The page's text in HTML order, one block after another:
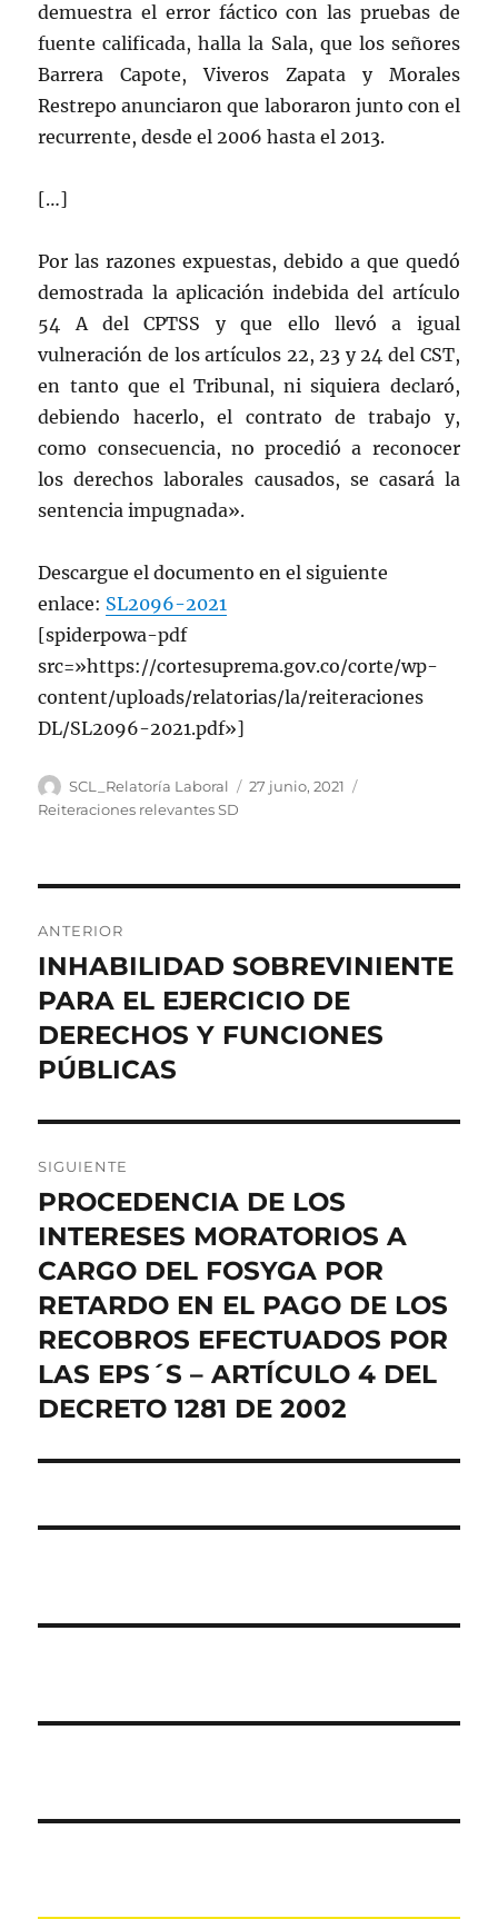
demuestra el error fáctico con las pruebas de
fuente calificada, halla la Sala, que los señores
Barrera Capote, Viveros Zapata y Morales
Restrepo anunciaron que laboraron junto con el
recurrente, desde el 2006 hasta el 2013.
[…]
Por las razones expuestas, debido a que quedó
demostrada la aplicación indebida del artículo
54 A del CPTSS y que ello llevó a igual
vulneración de los artículos 22, 23 y 24 del CST,
en tanto que el Tribunal, ni siquiera declaró,
debiendo hacerlo, el contrato de trabajo y,
como consecuencia, no procedió a reconocer
los derechos laborales causados, se casará la
sentencia impugnada».
Descargue el documento en el siguiente
enlace: SL2096-2021
[spiderpowa-pdf
src=»https://cortesuprema.gov.co/corte/wp-
content/uploads/relatorias/la/reiteraciones
DL/SL2096-2021.pdf»]
Autor
SCL_Relatoría Laboral
Publicado
27 junio, 2021
Reiteraciones relevantes SD
de
entradas
ANTERIOR
Entrada
anterior:
INHABILIDAD SOBREVINIENTE
PARA EL EJERCICIO DE
DERECHOS Y FUNCIONES
PÚBLICAS
SIGUIENTE
Entrada
siguiente:
PROCEDENCIA DE LOS
INTERESES MORATORIOS A
CARGO DEL FOSYGA POR
RETARDO EN EL PAGO DE LOS
RECOBROS EFECTUADOS POR
LAS EPS´S – ARTÍCULO 4 DEL
DECRETO 1281 DE 2002